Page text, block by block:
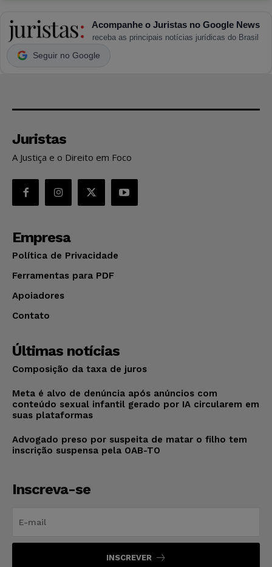
Acompanhe o Juristas no Google News
receba as principais notícias jurídicas do Brasil
Seguir no Google
Juristas
A Justiça e o Direito em Foco
Empresa
Política de Privacidade
Ferramentas para PDF
Apoiadores
Contato
Últimas notícias
Composição da taxa de juros
Meta é alvo de denúncia após anúncios com
conteúdo sexual infantil gerado por IA circularem em
suas plataformas
Advogado preso por suspeita de matar o filho tem
inscrição suspensa pela OAB-TO
Inscreva-se
INSCREVER